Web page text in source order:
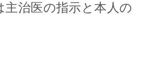
主治医の指示と本人の